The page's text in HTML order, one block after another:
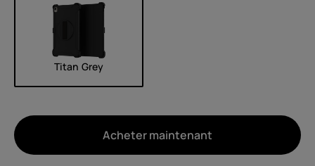
Titan Grey
Acheter maintenant